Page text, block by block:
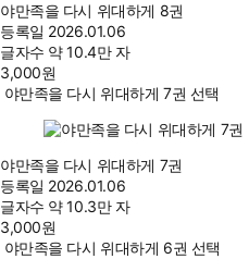
야만족을 다시 위대하게 8권
등록일 2026.01.06
글자수 약 10.4만 자
3,000원
야만족을 다시 위대하게 7권 선택
야만족을 다시 위대하게 7권
등록일 2026.01.06
글자수 약 10.3만 자
3,000원
야만족을 다시 위대하게 6권 선택